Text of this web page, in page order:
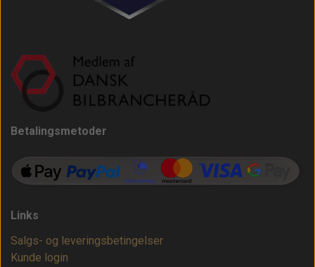
Betalingsmetoder
Links
Salgs- og leveringsbetingelser
Kunde login